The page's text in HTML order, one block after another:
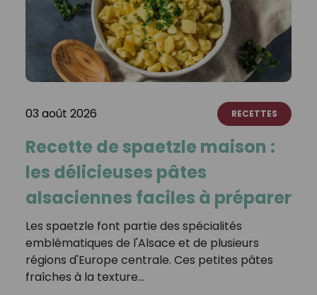
03 août 2026 RECETTES
Recette de spaetzle maison :
les délicieuses pâtes
alsaciennes faciles à préparer
Les spaetzle font partie des spécialités
emblématiques de l'Alsace et de plusieurs
régions d'Europe centrale. Ces petites pâtes
fraîches à la texture…